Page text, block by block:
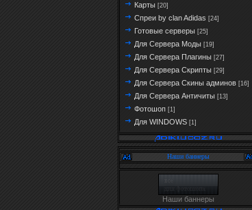
Карты [20]
Спреи by clan Adidas [24]
Готовые серверы [25]
Для Сервера Моды [19]
Для Сервера Плагины [27]
Для Сервера Скрипты [29]
Для Сервера Скины админов [16]
Для Сервера Античиты [13]
Фотошоп [1]
Для WINDOWS [1]
Наши баннеры
Наши баннеры